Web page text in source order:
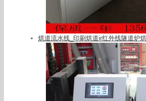
烘道流水线_印刷烘道ir红外线隧道炉